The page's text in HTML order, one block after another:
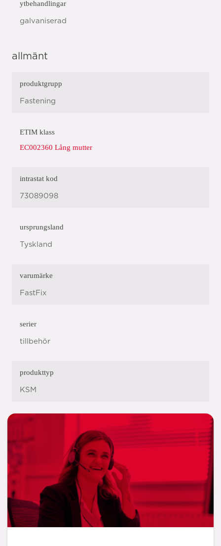
ytbehandlingar
galvaniserad
allmänt
produktgrupp
Fastening
ETIM klass
EC002360 Lång mutter
intrastat kod
73089098
ursprungsland
Tyskland
varumärke
FastFix
serier
tillbehör
produkttyp
KSM